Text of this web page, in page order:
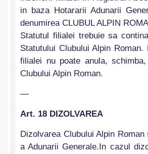
in baza Hotararii Adunarii
denumirea CLUBUL ALPIN
Statutul filialei trebuie sa
Statutului Clubului Alpin
filialei nu poate anula,
Clubului Alpin Roman.
—
Art. 18 DIZOLVAREA
Dizolvarea Clubului Alpin
a Adunarii Generale.In cazul